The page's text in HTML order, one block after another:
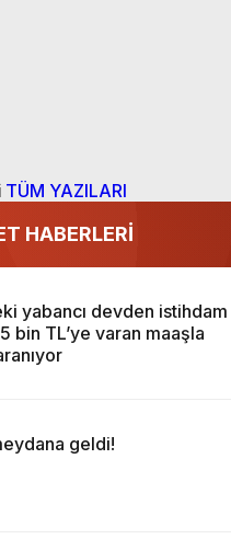
TÜM YAZILARI
HABERLERİ
yabancı devden istihdam
bin TL’ye varan maaşla
geldi!